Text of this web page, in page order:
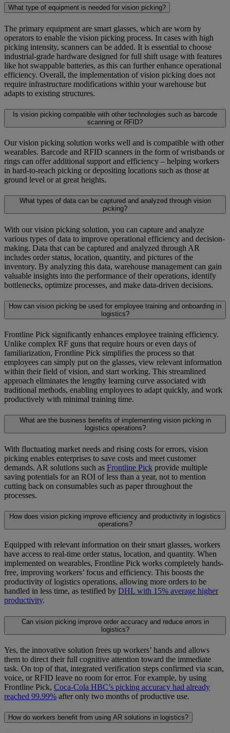
What type of equipment is needed for vision picking?
The primary equipment are smart glasses, which are worn by
operators to enable the vision picking process. In cases with high
picking intensity, scanners can be added. It is essential to choose
industrial-grade hardware designed for full shift usage with features
like hot swappable batteries, as this can further enhance operational
efficiency. Overall, the implementation of vision picking does not
require infrastructure modifications within your warehouse but
adapts to existing structures.
Is vision picking compatible with other technologies such as barcode
scanning or RFID?
Our vision picking solution works well and is compatible with other
wearables. Barcode and RFID scanners in the form of wristbands or
rings can offer additional support and efficiency – helping workers
in hard-to-reach picking or depositing locations such as those at
ground level or at great heights.
What types of data can be captured and analyzed through vision
picking?
With our vision picking solution, you can capture and analyze
various types of data to improve operational efficiency and decision-
making. Data that can be captured and analyzed through AR
includes order status, location, quantity, and pictures of the
inventory. By analyzing this data, warehouse management can gain
valuable insights into the performance of their operations, identify
bottlenecks, optimize processes, and make data-driven decisions.
How can vision picking be used for employee training and onboarding in
logistics?
Frontline Pick significantly enhances employee training efficiency.
Unlike complex RF guns that require hours or even days of
familiarization, Frontline Pick simplifies the process so that
employees can simply put on the glasses, view relevant information
within their field of vision, and start working. This streamlined
approach eliminates the lengthy learning curve associated with
traditional methods, enabling employees to adapt quickly, and work
productively with minimal training time.
What are the business benefits of implementing vision picking in
logistics operations?
With fluctuating market needs and rising costs for errors, vision
picking enables enterprises to save costs and meet customer
demands. AR solutions such as Frontline Pick provide multiple
saving potentials for an ROI of less than a year, not to mention
cutting back on consumables such as paper throughout the
processes.
How does vision picking improve efficiency and productivity in logistics
operations?
Equipped with relevant information on their smart glasses, workers
have access to real-time order status, location, and quantity. When
implemented on wearables, Frontline Pick works completely hands-
free, improving workers’ focus and efficiency. This boosts the
productivity of logistics operations, allowing more orders to be
handled in less time, as testified by DHL with 15% average higher
productivity.
Can vision picking improve order accuracy and reduce errors in
logistics?
Yes, the innovative solution frees up workers’ hands and allows
them to direct their full cognitive attention toward the immediate
task. On top of that, integrated verification steps confirmed via scan,
voice, or RFID leave no room for error. For example, by using
Frontline Pick, Coca-Cola HBC’s picking accuracy had already
reached 99.99% after only two months of productive use.
How do workers benefit from using AR solutions in logistics?